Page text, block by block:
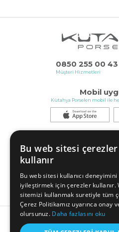
0850 255 00 43
Müşteri Hizmetleri
Mobil
Kütahya Porselen mobil ile
Bu web sitesi çerezler
kullanır
Bu web sitesi kullanıcı deneyimini
iyileştirmek için çerezler kullanır.
sitemizi kullanmak suretiyle tüm
Çerez Politikamız uyarınca onay
olursunuz. Daha fazlasını oku